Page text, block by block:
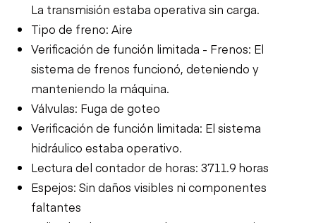
La transmisión estaba operativa sin carga.
Tipo de freno: Aire
Verificación de función limitada - Frenos: El
sistema de frenos funcionó, deteniendo y
manteniendo la máquina.
Válvulas: Fuga de goteo
Verificación de función limitada: El sistema
hidráulico estaba operativo.
Lectura del contador de horas: 3711.9 horas
Espejos: Sin daños visibles ni componentes
faltantes